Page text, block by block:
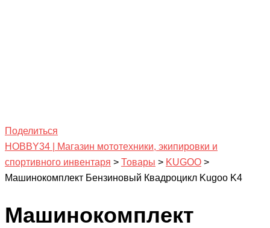
Поделиться
HOBBY34 | Магазин мототехники, экипировки и
спортивного инвентаря > Товары > KUGOO >
Машинокомплект Бензиновый Квадроцикл Kugoo K4
Машинокомплект